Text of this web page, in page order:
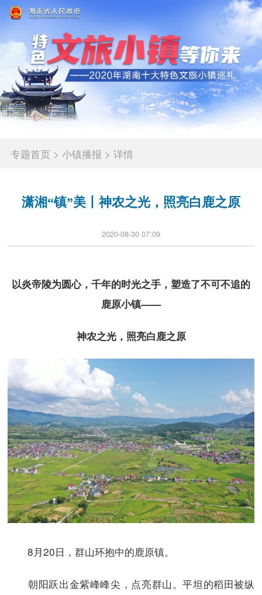
专题首页 >小镇播报 > 详情
潇湘“镇”美丨神农之光，照亮白鹿之原
2020-08-30 07:09
以炎帝陵为圆心，千年的时光之手，塑造了不可不追的
鹿原小镇——
神农之光，照亮白鹿之原
8月20日，群山环抱中的鹿原镇。
朝阳跃出金紫峰峰尖，点亮群山。平坦的稻田被纵